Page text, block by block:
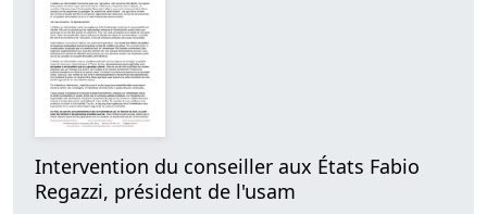
Intervention du conseiller aux États Fabio
Regazzi, président de l'usam